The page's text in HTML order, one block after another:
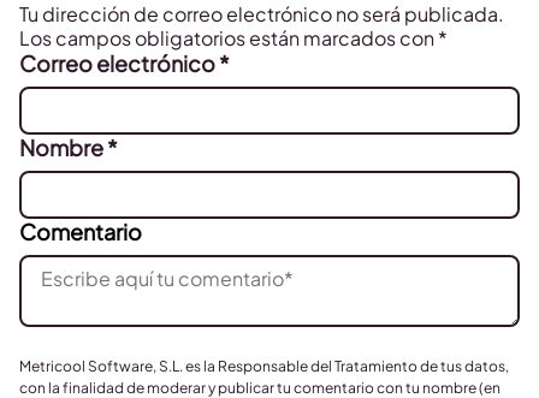
Tu dirección de correo electrónico no será publicada.
Los campos obligatorios están marcados con*
Correo electrónico*
Nombre*
Comentario
Metricool Software, S.L. es la Responsable del Tratamiento de tus datos,
con la finalidad de moderar y publicar tu comentario con tu nombre (en